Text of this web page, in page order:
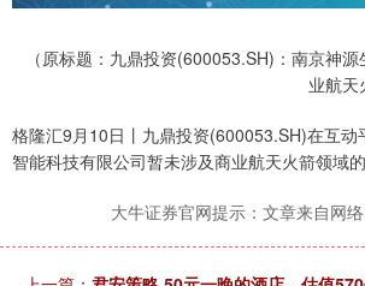
（原标题：九鼎投资(600053.SH)：南京神
业航天
格隆汇9月10日丨九鼎投资(600053.SH)在互动
智能科技有限公司暂未涉及商业航天火箭领域的
大牛证券官网提示：文章来自网络